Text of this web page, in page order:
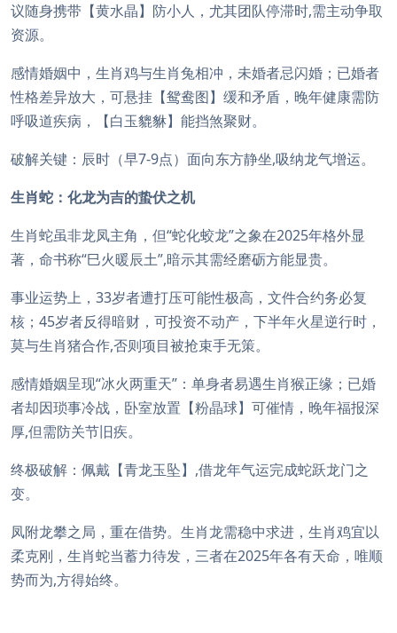
议随身携带【黄水晶】防小人，尤其团队停滞时,需主动争取
资源。
感情婚姻中，生肖鸡与生肖兔相冲，未婚者忌闪婚；已婚者
性格差异放大，可悬挂【鸳鸯图】缓和矛盾，晚年健康需防
呼吸道疾病，【白玉貔貅】能挡煞聚财。
破解关键：辰时（早7-9点）面向东方静坐,吸纳龙气增运。
生肖蛇：化龙为吉的蛰伏之机
生肖蛇虽非龙凤主角，但“蛇化蛟龙”之象在2025年格外显
著，命书称“巳火暖辰土”,暗示其需经磨砺方能显贵。
事业运势上，33岁者遭打压可能性极高，文件合约务必复
核；45岁者反得暗财，可投资不动产，下半年火星逆行时，
莫与生肖猪合作,否则项目被抢束手无策。
感情婚姻呈现“冰火两重天”：单身者易遇生肖猴正缘；已婚
者却因琐事冷战，卧室放置【粉晶球】可催情，晚年福报深
厚,但需防关节旧疾。
终极破解：佩戴【青龙玉坠】,借龙年气运完成蛇跃龙门之
变。
凤附龙攀之局，重在借势。生肖龙需稳中求进，生肖鸡宜以
柔克刚，生肖蛇当蓄力待发，三者在2025年各有天命，唯顺
势而为,方得始终。